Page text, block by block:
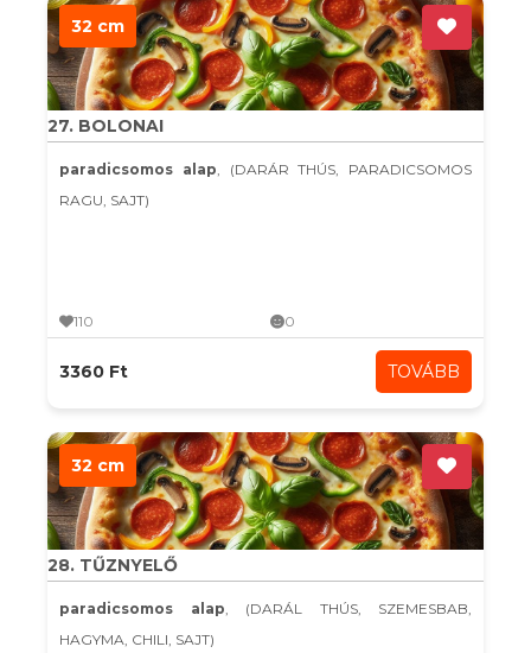
32 cm
27. BOLONAI
paradicsomos alap, (DARÁR THÚS, PARADICSOMOS
RAGU, SAJT)
110 0
3360 Ft TOVÁBB
32 cm
28. TŰZNYELŐ
paradicsomos alap, (DARÁL THÚS, SZEMESBAB,
HAGYMA, CHILI, SAJT)